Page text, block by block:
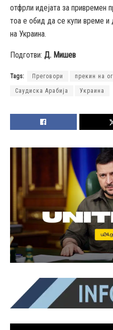
отфрли идејата за привремен
тоа е обид да се купи време и
на Украина.
Подготви: Д. Мишев
Tags: Преговори прекин на
Саудиска Арабија Украина